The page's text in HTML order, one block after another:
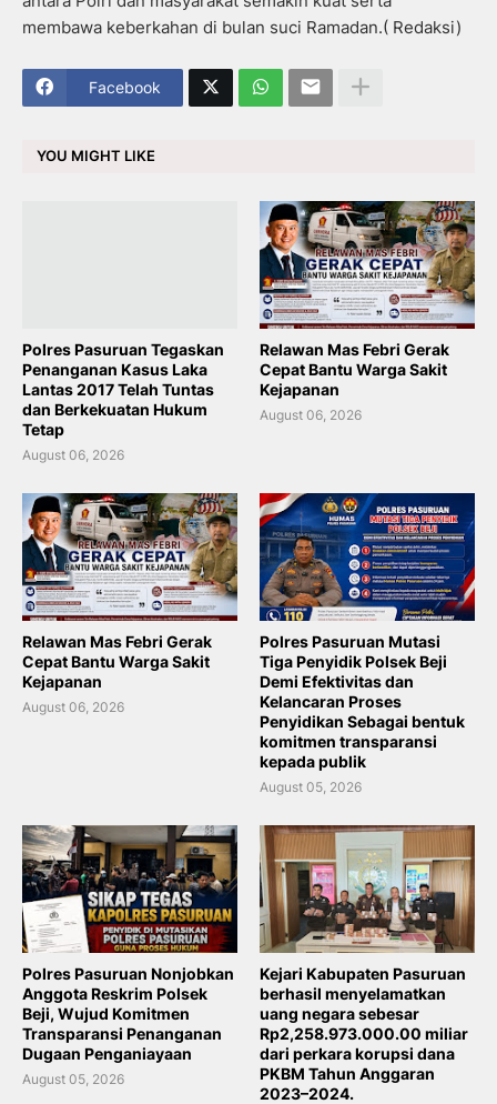
membawa keberkahan di bulan suci Ramadan.( Redaksi)
Facebook
YOU MIGHT LIKE
Polres Pasuruan Tegaskan
Penanganan Kasus Laka
Lantas 2017 Telah Tuntas
dan Berkekuatan Hukum
Tetap
August 06, 2026
Relawan Mas Febri Gerak
Cepat Bantu Warga Sakit
Kejapanan
August 06, 2026
Relawan Mas Febri Gerak
Cepat Bantu Warga Sakit
Kejapanan
August 06, 2026
Polres Pasuruan Mutasi
Tiga Penyidik Polsek Beji
Demi Efektivitas dan
Kelancaran Proses
Penyidikan Sebagai bentuk
komitmen transparansi
kepada publik
August 05, 2026
Polres Pasuruan Nonjobkan
Anggota Reskrim Polsek
Beji, Wujud Komitmen
Transparansi Penanganan
Dugaan Penganiayaan
August 05, 2026
Kejari Kabupaten Pasuruan
berhasil menyelamatkan
uang negara sebesar
Rp2,258.973.000.00 miliar
dari perkara korupsi dana
PKBM Tahun Anggaran
2023–2024.